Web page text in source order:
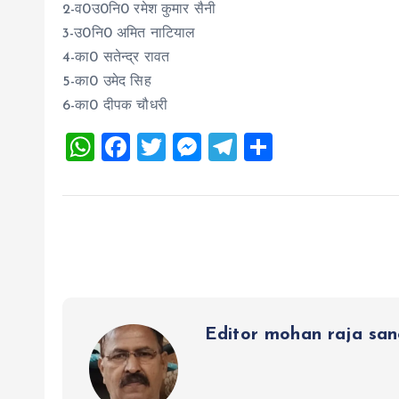
2-व0उ0नि0 रमेश कुमार सैनी
3-उ0नि0 अमित नाटियाल
4-का0 सतेन्द्र रावत
5-का0 उमेद सिह
6-का0 दीपक चौधरी
W
at
F
ce
k
T
tt
M
se
T
e
a
Editor mohan raja